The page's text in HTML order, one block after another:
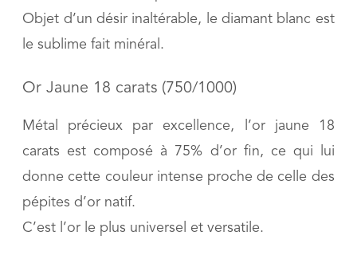
Objet d’un désir inaltérable, le diamant blanc est
le sublime fait minéral.
Or Jaune 18 carats (750/1000)
Métal précieux par excellence, l’or jaune 18
carats est composé à 75% d’or fin, ce qui lui
donne cette couleur intense proche de celle des
pépites d’or natif.
C’est l’or le plus universel et versatile.